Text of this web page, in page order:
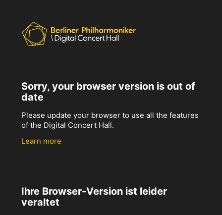
Sorry, your browser version is out of
date
Please update your browser to use all the features
of the Digital Concert Hall.
Learn more
Ihre Browser-Version ist leider
veraltet